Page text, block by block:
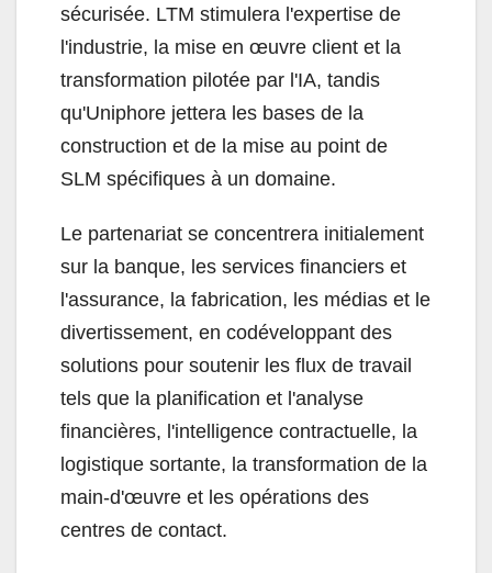
sécurisée. LTM stimulera l'expertise de
l'industrie, la mise en œuvre client et la
transformation pilotée par l'IA, tandis
qu'Uniphore jettera les bases de la
construction et de la mise au point de
SLM spécifiques à un domaine.
Le partenariat se concentrera initialement
sur la banque, les services financiers et
l'assurance, la fabrication, les médias et le
divertissement, en codéveloppant des
solutions pour soutenir les flux de travail
tels que la planification et l'analyse
financières, l'intelligence contractuelle, la
logistique sortante, la transformation de la
main-d'œuvre et les opérations des
centres de contact.